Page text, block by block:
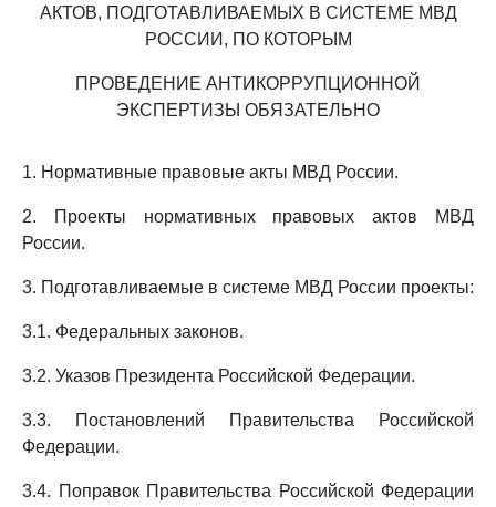
АКТОВ, ПОДГОТАВЛИВАЕМЫХ В СИСТЕМЕ МВД
РОССИИ, ПО КОТОРЫМ
ПРОВЕДЕНИЕ АНТИКОРРУПЦИОННОЙ
ЭКСПЕРТИЗЫ ОБЯЗАТЕЛЬНО
1. Нормативные правовые акты МВД России.
2. Проекты нормативных правовых актов МВД
России.
3. Подготавливаемые в системе МВД России проекты:
3.1. Федеральных законов.
3.2. Указов Президента Российской Федерации.
3.3. Постановлений Правительства Российской
Федерации.
3.4. Поправок Правительства Российской Федерации